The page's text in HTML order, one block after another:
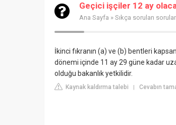
Geçici işçiler 12 ay
Ana Sayfa » Sıkça sorulan sorular
İkinci fıkranın (a) ve (b) bentleri
dönemi içinde 11 ay 29 güne kadar
olduğu bakanlık yetkilidir.
Kaynak kaldırma talebi | Cevabın